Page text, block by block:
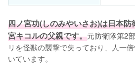
四ノ宮功(しのみやいさお)は日本
宮キコルの父親です。元防衛隊第2
リを怪獣の襲撃で失っており、人一
いています。